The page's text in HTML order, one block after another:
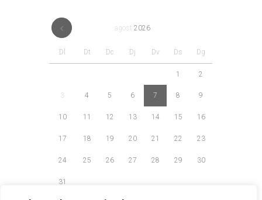
agost 2026
Dl Dt Dc Dj Dv Ds Dg
1 2
3 4 5 6 7 8 9
10 11 12 13 14 15 16
17 18 19 20 21 22 23
24 25 26 27 28 29 30
31